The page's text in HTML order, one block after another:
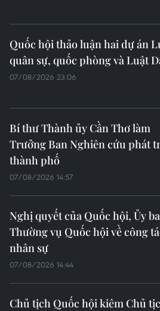
Quốc hội thảo luận hai dự án
quân sự, quốc phòng và Luật
07/08/2026 23:06
Bí thư Thành ủy Cần Thơ làm
Trưởng Ban Nghiên cứu phát
thành phố
07/08/2026 14:57
Nghị quyết của Quốc hội, Ủy
Thường vụ Quốc hội về công
nhân sự
07/08/2026 14:44
Chủ tịch Quốc hội kiêm Chủ